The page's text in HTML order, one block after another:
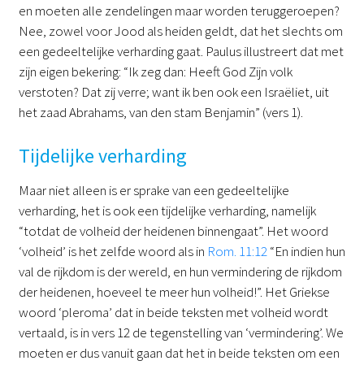
en moeten alle zendelingen maar worden teruggeroepen?
Nee, zowel voor Jood als heiden geldt, dat het slechts om
een gedeeltelijke verharding gaat. Paulus illustreert dat met
zijn eigen bekering: “Ik zeg dan: Heeft God Zijn volk
verstoten? Dat zij verre; want ik ben ook een Israëliet, uit
het zaad Abrahams, van den stam Benjamin” (vers 1).
Tijdelijke verharding
Maar niet alleen is er sprake van een gedeeltelijke
verharding, het is ook een tijdelijke verharding, namelijk
“totdat de volheid der heidenen binnengaat”. Het woord
‘volheid’ is het zelfde woord als in Rom. 11:12“En indien hun
val de rijkdom is der wereld, en hun vermindering de rijkdom
der heidenen, hoeveel te meer hun volheid!”. Het Griekse
woord ‘pleroma’ dat in beide teksten met volheid wordt
vertaald, is in vers 12 de tegenstelling van ‘vermindering’. We
moeten er dus vanuit gaan dat het in beide teksten om een